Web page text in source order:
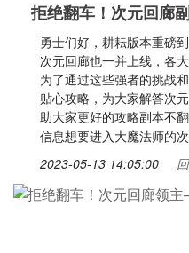
拒绝翻车！次元回廊
勇士们好，耕耘版本重磅
次元回廊也一并上线，各
为了通过这些强者的挑战
贴心攻略，为大家解答次
助大家更好的攻略副本不
信息想要进入大魔法师的
2023-05-13 14:05:00